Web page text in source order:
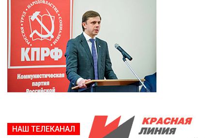
НАШ ТЕЛЕКАНАЛ